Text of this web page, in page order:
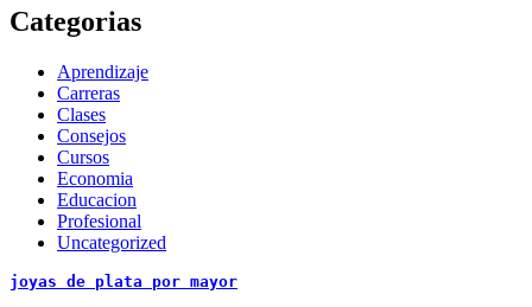
Categorias
Aprendizaje
Carreras
Clases
Consejos
Cursos
Economia
Educacion
Profesional
Uncategorized
joyas de plata por mayor